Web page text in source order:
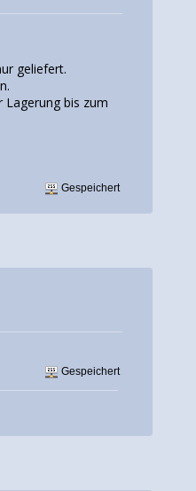
geliefert.
Lagerung bis zum
Gespeichert
Gespeichert